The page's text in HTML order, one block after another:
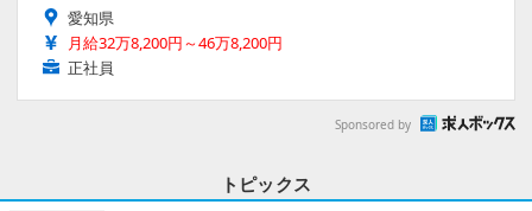
愛知県
月給32万8,200円～46万8,200円
正社員
Sponsored by
トピックス